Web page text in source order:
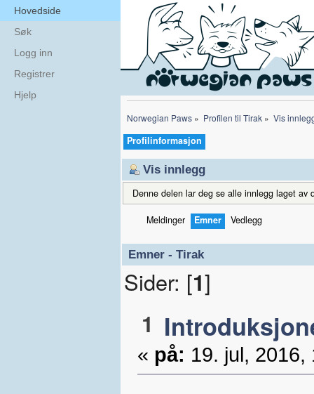
Hovedside
Søk
Logg inn
Registrer
Hjelp
Norwegian Paws » Profilen til Tirak» Vis
Profilinformasjon
Vis innlegg
Denne delen lar deg se alle innlegg laget
Meldinger Emner Vedlegg
Emner - Tirak
Sider: [1]
1
« på: 19. jul, 2016,